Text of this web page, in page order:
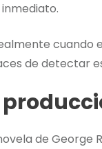
cuando
de detectar
de George